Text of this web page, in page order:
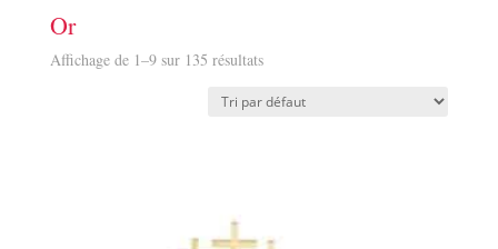
Or
Affichage de 1–9 sur 135 résultats